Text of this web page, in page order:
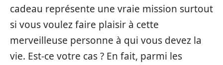
cadeau représente une vraie mission surtout
si vous voulez faire plaisir à cette
merveilleuse personne à qui vous devez la
vie. Est-ce votre cas ? En fait, parmi les